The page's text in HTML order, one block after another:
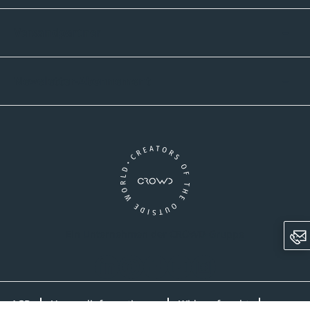
AGB Versandinformationen Widerrufsrecht